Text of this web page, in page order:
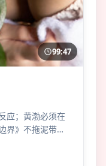
99:47
应；黄渤必须在
界》不拖泥带